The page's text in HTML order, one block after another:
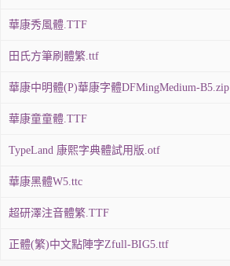
華康秀風體.TTF
田氏方筆刷體繁.ttf
華康中明體(P)華康字體DFMingMedium-B5.zip
華康童童體.TTF
TypeLand 康熙字典體試用版.otf
華康黑體W5.ttc
超研澤注音體繁.TTF
正體(繁)中文點陣字Zfull-BIG5.ttf